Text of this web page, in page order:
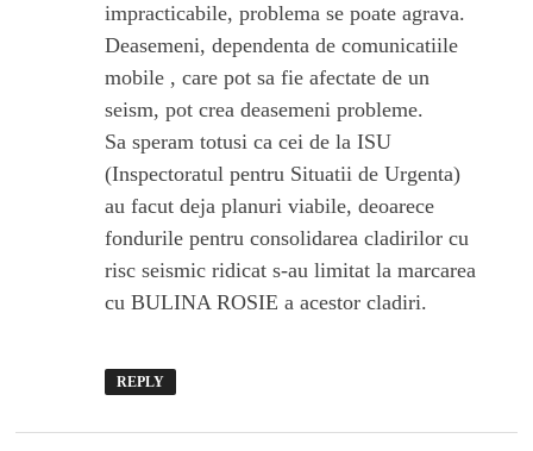
impracticabile, problema se poate agrava.
Deasemeni, dependenta de comunicatiile
mobile , care pot sa fie afectate de un
seism, pot crea deasemeni probleme.
Sa speram totusi ca cei de la ISU
(Inspectoratul pentru Situatii de Urgenta)
au facut deja planuri viabile, deoarece
fondurile pentru consolidarea cladirilor cu
risc seismic ridicat s-au limitat la marcarea
cu BULINA ROSIE a acestor cladiri.
REPLY